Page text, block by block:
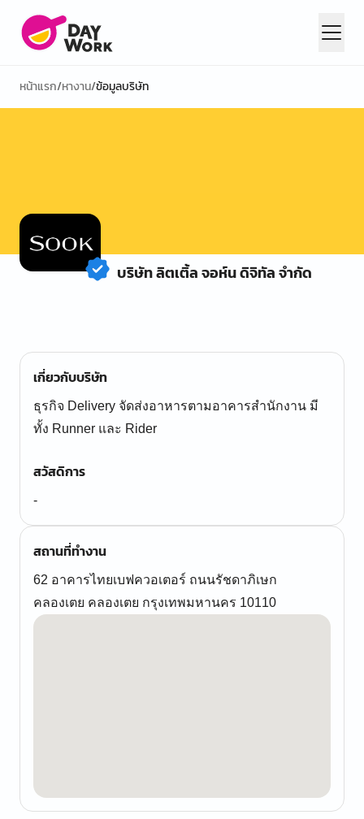
หน้าแรก/หางาน/ข้อมูลบริษัท
บริษัท ลิตเติ้ล จอห์น ดิจิทัล จำกัด
เกี่ยวกับบริษัท
ธุรกิจ Delivery จัดส่งอาหารตามอาคารสำนักงาน มี
ทั้ง Runner และ Rider
สวัสดิการ
-
สถานที่ทำงาน
62 อาคารไทยเบฟควอเตอร์ ถนนรัชดาภิเษก
คลองเตย คลองเตย กรุงเทพมหานคร 10110